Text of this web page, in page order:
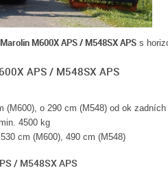
Marolin M600X APS / M548SX APS s
APS / M548SX APS
(M600), o 290 cm (M548) od ok zadních
4500 kg
cm (M600), 490 cm (M548)
/ M548SX APS